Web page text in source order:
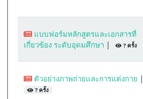
แบบฟอร์มหลักสูตรและเอกสารที่
เกี่ยวข้อง ระดับอุดมศึกษา | ? ครั้ง
ตัวอย่างภาพถ่ายและการแต่งกาย |
? ครั้ง